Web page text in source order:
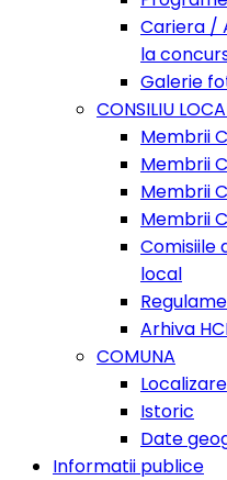
Cariera /
la
Galerie
CONSILIU
Membrii
Membrii
Membrii
Membrii
Comisiile
local
Arhiva
COMUNA
Localizare
Istoric
Date
Informatii publice